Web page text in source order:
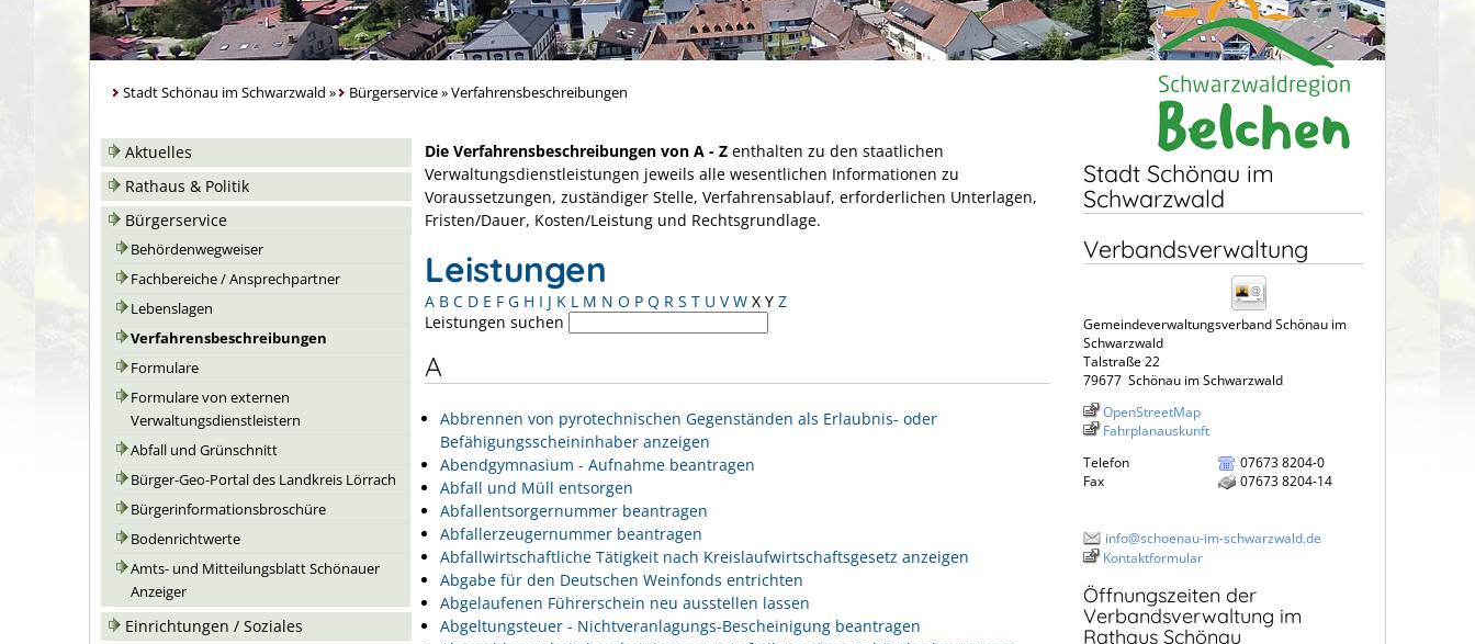
Stadt Schönau im Schwarzwald » Bürgerservice»Verfahrensbeschreibungen
Aktuelles
Rathaus & Politik
Bürgerservice
Behördenwegweiser
Fachbereiche / Ansprechpartner
Lebenslagen
Verfahrensbeschreibungen
Formulare
Formulare von externen
Verwaltungsdienstleistern
Abfall und Grünschnitt
Bürger-Geo-Portal des Landkreis Lörrach
Bürgerinformationsbroschüre
Bodenrichtwerte
Amts- und Mitteilungsblatt Schönauer
Anzeiger
Einrichtungen / Soziales
Die Verfahrensbeschreibungen von A - Z enthalten zu den staatlichen
Verwaltungsdienstleistungen jeweils alle wesentlichen Informationen zu
Voraussetzungen, zuständiger Stelle, Verfahrensablauf, erforderlichen Unterlagen,
Fristen/Dauer, Kosten/Leistung und Rechtsgrundlage.
Leistungen
A B C D E F G H I J K L M N O P Q R S T U V W X Y Z
Leistungen suchen
A
Abbrennen von pyrotechnischen Gegenständen als Erlaubnis- oder
Befähigungsscheininhaber anzeigen
Abendgymnasium - Aufnahme beantragen
Abfall und Müll entsorgen
Abfallentsorgernummer beantragen
Abfallerzeugernummer beantragen
Abfallwirtschaftliche Tätigkeit nach Kreislaufwirtschaftsgesetz anzeigen
Abgabe für den Deutschen Weinfonds entrichten
Abgelaufenen Führerschein neu ausstellen lassen
Abgeltungsteuer - Nichtveranlagungs-Bescheinigung beantragen
Stadt Schönau im
Schwarzwald
Verbandsverwaltung
Gemeindeverwaltungsverband Schönau im
Schwarzwald
Talstraße 22
79677 Schönau im Schwarzwald
OpenStreetMap
Fahrplanauskunft
Telefon
07673 8204-0
Fax
07673 8204-14
info@schoenau-im-schwarzwald.de
Kontaktformular
Öffnungszeiten der
Verbandsverwaltung im
Rathaus Schönau